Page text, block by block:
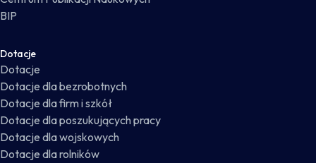
BIP
Dotacje
Dotacje
Dotacje dla bezrobotnych
Dotacje dla firm i szkół
Dotacje dla poszukujących pracy
Dotacje dla wojskowych
Dotacje dla rolników